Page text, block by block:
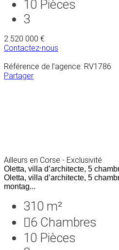
10 Pièces
3
2 520 000 €
Contactez-nous
Référence de l’agence: RV1786
Partager
Ailleurs en Corse - Exclusivité
Oletta, villa d’architecte, 5
Oletta, villa d’architecte, 5
montag...
310 m²
6 Chambres
10 Pièces